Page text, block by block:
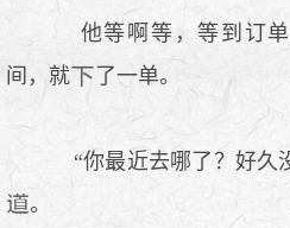
他等啊等，等到订单
间，就
了一单。
“你最近去哪了？好久
。